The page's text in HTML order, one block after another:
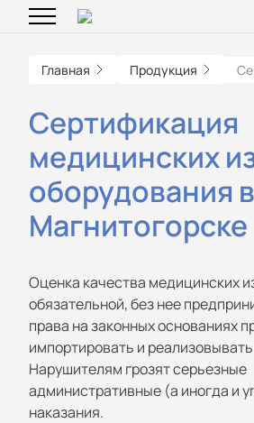
Главная Продукция
Сертификация
медицинских
оборудования в
Магнитогорске
Оценка качества медицинских
обязательной, без нее
права на законных основаниях
импортировать и
Нарушителям грозят серьезные
административные (а иногда и
наказания.